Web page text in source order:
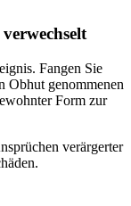
Fangen Sie
Obhut genommenen
Form zur
verärgerter